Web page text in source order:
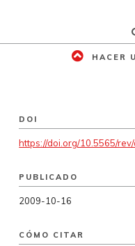
HACER
DOI
https://doi.org/10.5565/
PUBLICADO
2009-10-16
CÓMO CITAR